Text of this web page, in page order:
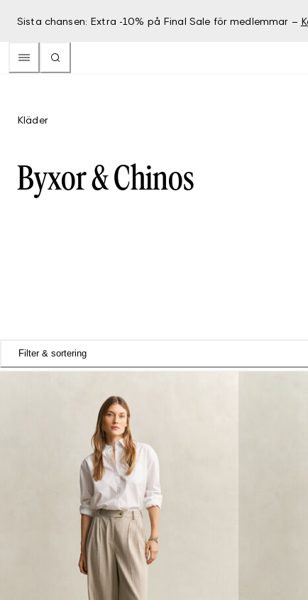
Sista chansen: Extra -10% på Final Sale för medlemmar –
Kläder
Byxor & Chinos
Filter & sortering